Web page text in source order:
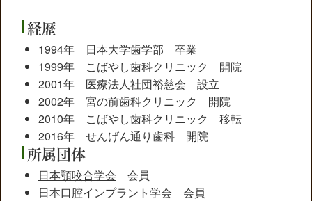
経歴
1994年 日本大学歯学部 卒業
1999年 こばやし歯科クリニック 開院
2001年 医療法人社団裕慈会 設立
2002年 宮の前歯科クリニック 開院
2010年 こばやし歯科クリニック 移転
2016年 せんげん通り歯科 開院
所属団体
日本顎咬合学会 会員
日本口腔インプラント学会 会員